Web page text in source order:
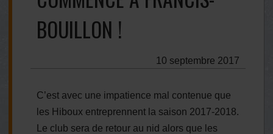
BOUILLON !
10 septembre 2017
C’est avec une impatience mal contenue que
les Hiboux entreprennent la saison 2017-2018.
Le club sera de retour au nid alors que les